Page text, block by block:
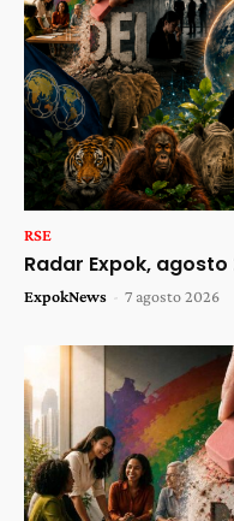
RSE
Radar Expok, agosto
ExpokNews - 7 agosto 2026